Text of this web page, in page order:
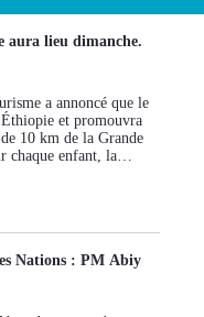
aura lieu dimanche.
a annoncé que le
et promouvra
10 km de la Grande
chaque enfant, la
Malt est l'une des
La course de
Nations : PM Abiy